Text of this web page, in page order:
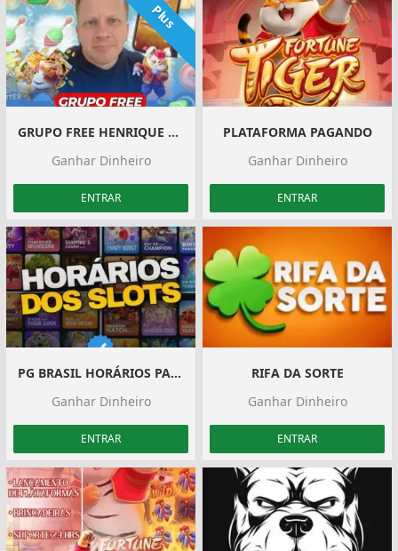
Plus
GRUPO FREE HENRIQUE NETO
Ganhar Dinheiro
ENTRAR
PLATAFORMA PAGANDO
Ganhar Dinheiro
ENTRAR
PG BRASIL HORÁRIOS PAGANTES 2023
Ganhar Dinheiro
ENTRAR
RIFA DA SORTE
Ganhar Dinheiro
ENTRAR